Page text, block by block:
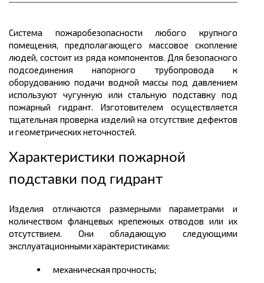
Система пожаробезопасности любого крупного
помещения, предполагающего массовое скопление
людей, состоит из ряда компонентов. Для безопасного
подсоединения напорного трубопровода к
оборудованию подачи водной массы под давлением
используют чугунную или стальную подставку под
пожарный гидрант. Изготовителем осуществляется
тщательная проверка изделий на отсутствие дефектов
и геометрических неточностей.
Характеристики пожарной
подставки под гидрант
Изделия отличаются размерными параметрами и
количеством фланцевых крепежных отводов или их
отсутствием. Они обладающую следующими
эксплуатационными характеристиками:
механическая прочность;